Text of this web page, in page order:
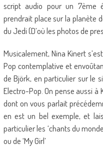
script audio pour un 7ème
prendrait place sur la planète
du Jedi (D’où les photos de
Musicalement, Nina Kinert
Pop contemplative et
de Björk, en particulier sur le
Electro-Pop. On pense aussi
dont on vous parlait
en est un bel exemple, et
particulier les ‘chants du
ou de ‘My Girl’